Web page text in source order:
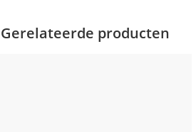
Gerelateerde producten